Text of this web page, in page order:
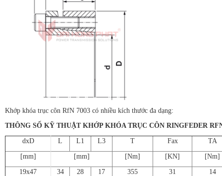
Khớp khóa trục côn RfN 7003 có nhiều kích thước đa dạng:
THÔNG SỐ KỸ THUẬT KHỚP KHÓA TRỤC CÔN RINGFEDER
dxD L L1 L3 T Fax TA
[mm] [mm] [Nm] [KN] [Nm]
19x47 34 28 17 355 31 14